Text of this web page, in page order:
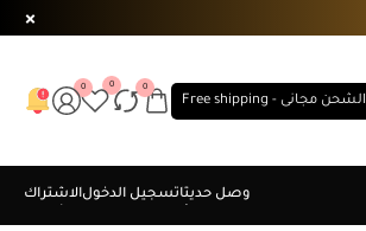
الشحن مجانى - Free shipping
0
0
0